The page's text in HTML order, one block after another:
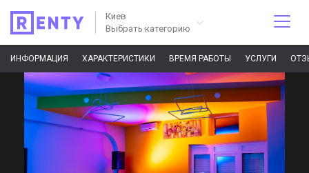
Киев
Выбрать категорию
ИНФОРМАЦИЯ ХАРАКТЕРИСТИКИ ВРЕМЯ РАБОТЫ УСЛУГИ